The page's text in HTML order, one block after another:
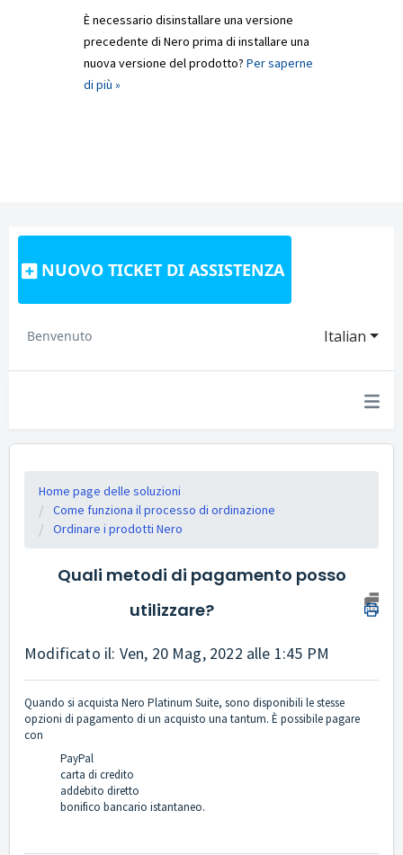
È necessario disinstallare una versione
precedente di Nero prima di installare una
nuova versione del prodotto? Per saperne
di più »
NUOVO TICKET DI ASSISTENZA
Italian
Benvenuto
Home page delle soluzioni
Come funziona il processo di ordinazione
Ordinare i prodotti Nero
Quali metodi di pagamento posso
utilizzare?
Modificato il: Ven, 20 Mag, 2022 alle 1:45 PM
Quando si acquista Nero Platinum Suite, sono disponibili le stesse
opzioni di pagamento di un acquisto una tantum. È possibile pagare
con
PayPal
carta di credito
addebito diretto
bonifico bancario istantaneo.